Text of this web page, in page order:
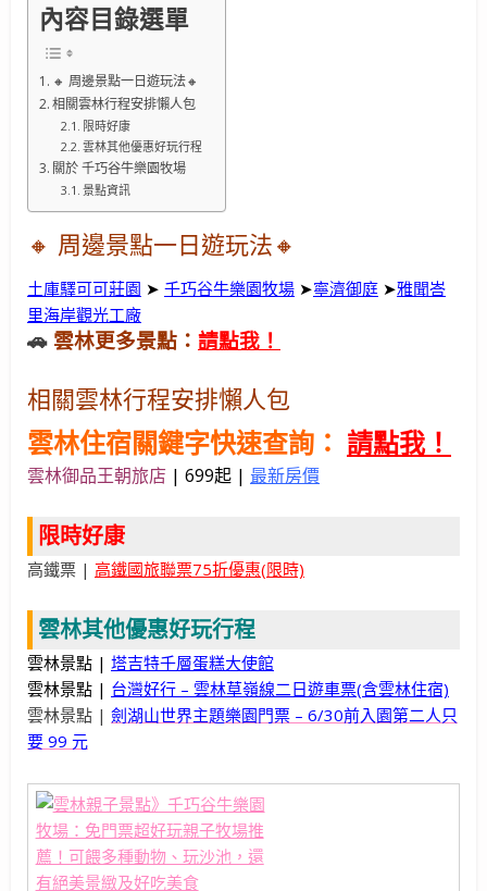
內容目錄選單
🔸 周邊景點一日遊玩法🔸
相關雲林行程安排懶人包
限時好康
雲林其他優惠好玩行程
關於 千巧谷牛樂園牧場
景點資訊
🔸 周邊景點一日遊玩法🔸
土庫驛可可莊園 ➤ 千巧谷牛樂園牧場 ➤寧濟御庭 ➤雅聞峇
里海岸觀光工廠
🚗 雲林更多景點： 請點我！
相關雲林行程安排懶人包
雲林住宿關鍵字快速查詢： 請點我！
雲林御品王朝旅店 | 699起 | 最新房價
限時好康
高鐵票 | 高鐵國旅聯票75折優惠(限時)
雲林其他優惠好玩行程
雲林景點 | 塔吉特千層蛋糕大使館
雲林景點 | 台灣好行 – 雲林草嶺線二日遊車票(含雲林住宿)
雲林景點 | 劍湖山世界主題樂園門票 – 6/30前入園第二人只
要 99 元